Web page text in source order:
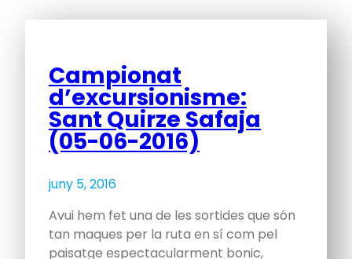
Campionat
d’excursionisme:
Sant Quirze Safaja
(05-06-2016)
juny 5, 2016
Avui hem fet una de les sortides que són
tan maques per la ruta en sí com pel
paisatge espectacularment bonic,